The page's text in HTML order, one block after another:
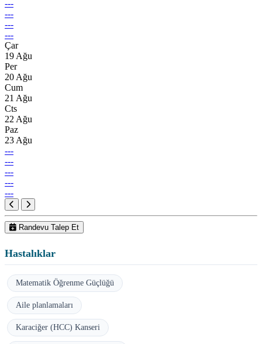
---
---
---
---
Çar
19 Ağu
Per
20 Ağu
Cum
21 Ağu
Cts
22 Ağu
Paz
23 Ağu
---
---
---
---
---
Randevu Talep Et
Hastalıklar
Matematik Öğrenme Güçlüğü
Aile planlamaları
Karaciğer (HCC) Kanseri